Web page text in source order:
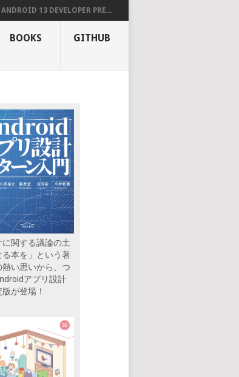
ANDROID 13 DEVELOPER PRE...
BOOKS GITHUB
に関する議論の土
る本を」という著
熱い思いから、つ
アプリ設計
が登場！